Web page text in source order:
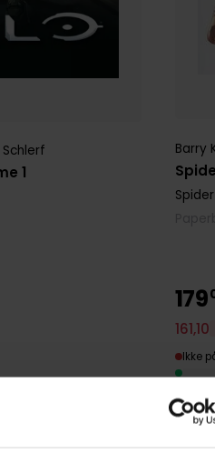
1
Barry
179
161,10
Ikke